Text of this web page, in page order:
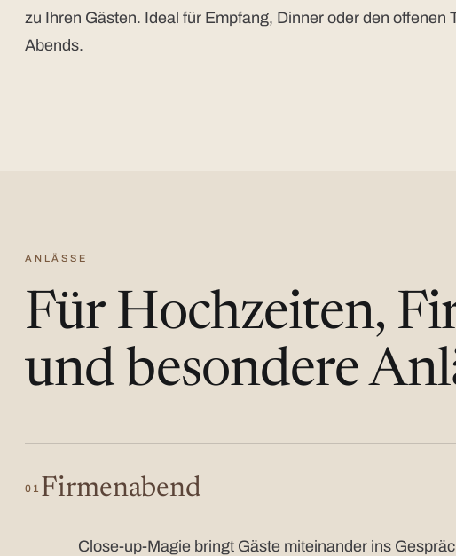
zu Ihren Gästen. Ideal für Empfang, Dinner oder den offenen
Abends.
ANLÄSSE
Für Hochzeiten,
und besondere
01 Firmenabend
Close-up-Magie bringt Gäste miteinander ins